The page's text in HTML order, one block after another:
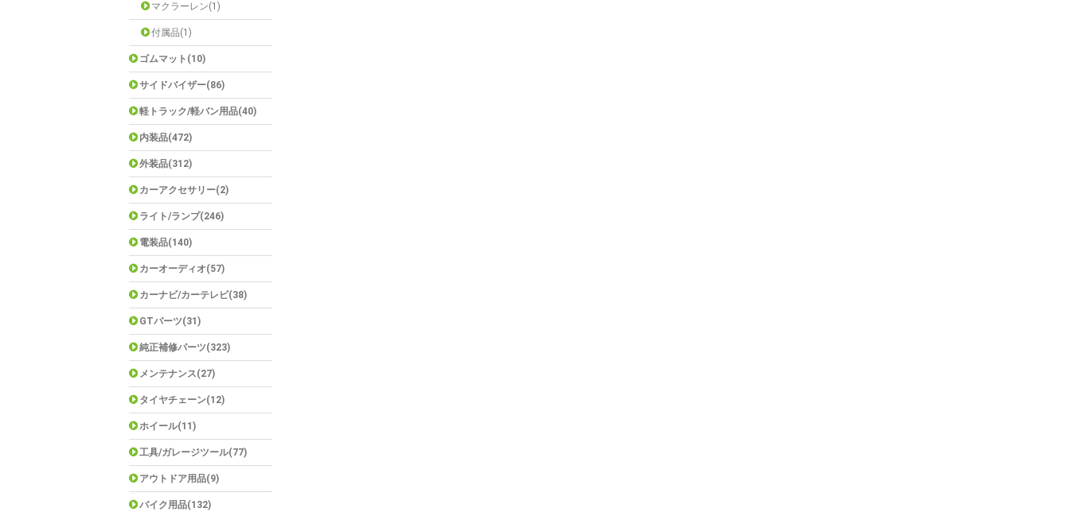
マクラーレン(1)
付属品(1)
ゴムマット(10)
サイドバイザー(86)
軽トラック/軽バン用品(40)
内装品(472)
外装品(312)
カーアクセサリー(2)
ライト/ランプ(246)
電装品(140)
カーオーディオ(57)
カーナビ/カーテレビ(38)
GTパーツ(31)
純正補修パーツ(323)
メンテナンス(27)
タイヤチェーン(12)
ホイール(11)
工具/ガレージツール(77)
アウトドア用品(9)
バイク用品(132)